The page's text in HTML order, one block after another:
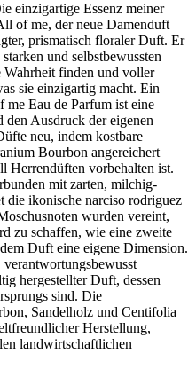
einzigartige Essenz meiner
of me, der neue Damenduft
prismatisch floraler Duft. Er
und selbstbewussten
Wahrheit finden und voller
sie einzigartig macht. Ein
me Eau de Parfum ist eine
Ausdruck der eigenen
neu, indem kostbare
Bourbon angereichert
Herrendüften vorbehalten ist.
mit zarten, milchig-
die ikonische narciso rodriguez
wurden vereint,
zu schaffen, wie eine zweite
Duft eine eigene Dimension.
hergestellter Duft, dessen
sind. Die
Sandelholz und Centifolia
Herstellung,
landwirtschaftlichen